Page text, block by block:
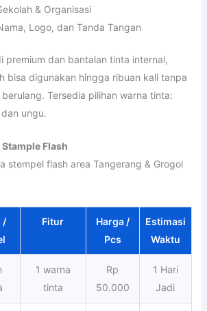
& Organisasi
Logo, dan Tanda Tangan
premium dan bantalan tinta internal,
bisa digunakan hingga ribuan kali tanpa
Tersedia pilihan warna tinta:
ungu.
Flash
stempel flash area Tangerang & Grogol
/
Fitur
Harga /
Pcs
Estimasi
Waktu
1 warna
tinta
Rp
50.000
1 Hari
Jadi